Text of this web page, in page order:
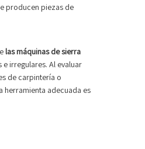
producen piezas de
las máquinas de sierra
irregulares. Al evaluar
de carpintería o
herramienta adecuada es